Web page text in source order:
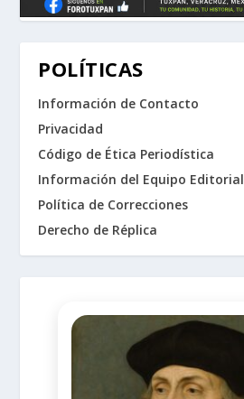
POLÍTICAS
Información de Contacto
Privacidad
Código de Ética Periodística
Información del Equipo Editorial
Política de Correcciones
Derecho de Réplica